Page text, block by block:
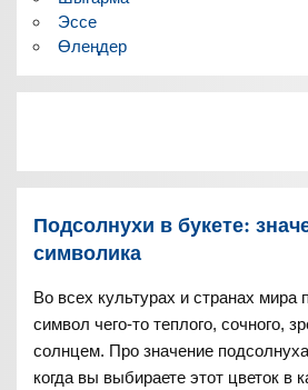
Эссе
Өлеңдер
Подсолнухи в букете:
символика
Во всех культурах и странах
символ чего-то теплого, сочного,
солнцем. Про значение
когда вы выбираете этот цветок в